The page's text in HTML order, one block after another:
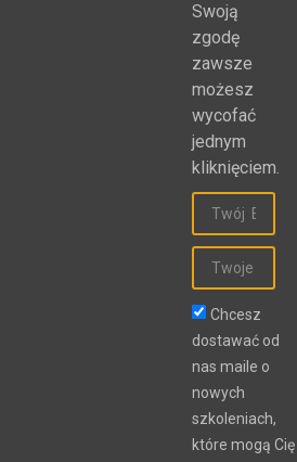
Swoją
zgodę
zawsze
możesz
wycofać
jednym
kliknięciem.
Chcesz
dostawać od
nas maile o
nowych
szkoleniach,
które mogą Cię